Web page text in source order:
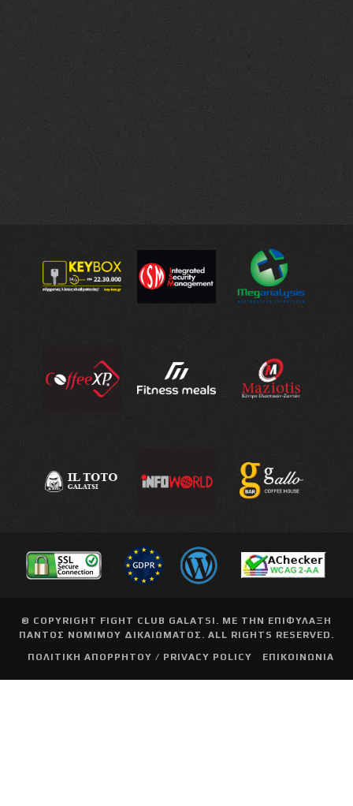
© COPYRIGHT FIGHT CLUB GALATSI . ΜΕ ΤΗΝ ΕΠΙΦΥΛΑΞΗ
ΠΑΝΤΟΣ ΝΟΜΙΜΟΥ ΔΙΚΑΙΩΜΑΤΟΣ. ALL RIGHTS RESERVED.
ΠΟΛΙΤΙΚΗ ΑΠΟΡΡΗΤΟΥ / PRIVACY POLICY
ΕΠΙΚΟΙΝΩΝΙΑ